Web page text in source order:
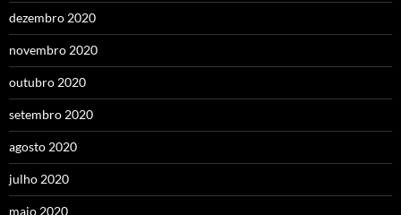
dezembro 2020
novembro 2020
outubro 2020
setembro 2020
agosto 2020
julho 2020
maio 2020